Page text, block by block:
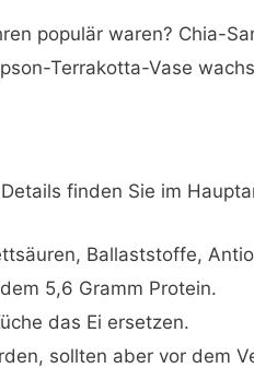
populär waren? Chia-
Terrakotta-Vase
finden Sie im
Ballaststoffe,
5,6 Gramm Protein.
das Ei ersetzen.
sollten aber vor dem